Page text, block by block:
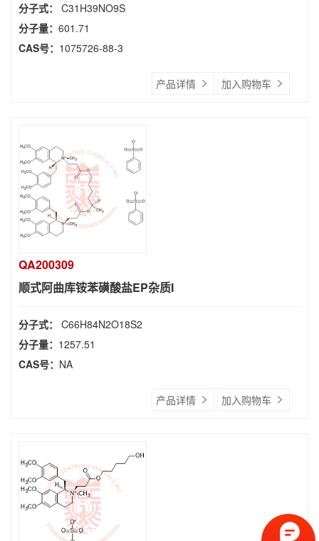
分子式： C31H39NO9S
分子量： 601.71
CAS号： 1075726-88-3
产品详情 加入购物车
QA200309
顺式阿曲库铵苯磺酸盐EP杂质I
分子式： C66H84N2O18S2
分子量： 1257.51
CAS号： NA
产品详情 加入购物车